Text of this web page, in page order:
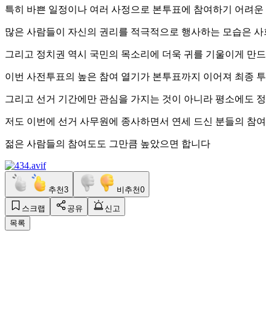
특히 바쁜 일정이나 여러 사정으로 본투표에 참여하기 어려
많은 사람들이 자신의 권리를 적극적으로 행사하는 모습은
그리고 정치권 역시 국민의 목소리에 더욱 귀를 기울이게 만
이번 사전투표의 높은 참여 열기가 본투표까지 이어져 최종
그리고 선거 기간에만 관심을 가지는 것이 아니라 평소에도
저도 이번에 선거 사무원에 종사하면서 연세 드신 분들의 참
젊은 사람들의 참여도도 그만큼 높았으면 합니다
추천3 비추천0
스크랩 공유
신고
목록